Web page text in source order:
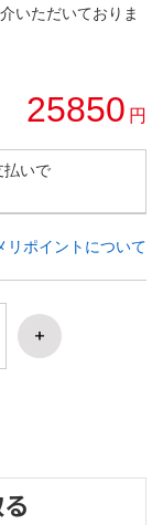
いただいておりま
25850 円
払いで
リポイントについて